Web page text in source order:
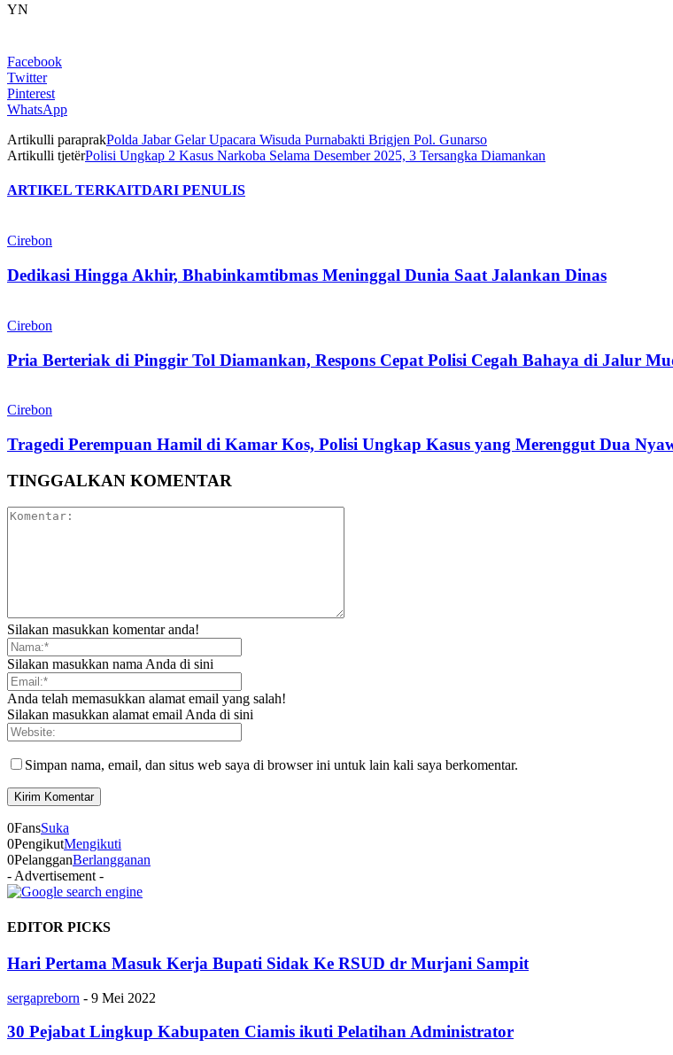
YN
Facebook
Twitter
Pinterest
WhatsApp
Artikulli paraprakPolda Jabar Gelar Upacara Wisuda Purnabakti Brigjen Pol. Gunarso
Artikulli tjetërPolisi Ungkap 2 Kasus Narkoba Selama Desember 2025, 3 Tersangka Diamankan
ARTIKEL TERKAITDARI PENULIS
Cirebon
Dedikasi Hingga Akhir, Bhabinkamtibmas Meninggal Dunia Saat Jalankan Dinas
Cirebon
Pria Berteriak di Pinggir Tol Diamankan, Respons Cepat Polisi Cegah Bahaya di Jalur
Cirebon
Tragedi Perempuan Hamil di Kamar Kos, Polisi Ungkap Kasus yang Merenggut Dua
TINGGALKAN KOMENTAR
Silakan masukkan komentar anda!
Silakan masukkan nama Anda di sini
Anda telah memasukkan alamat email yang salah!
Silakan masukkan alamat email Anda di sini
Simpan nama, email, dan situs web saya di browser ini untuk lain kali saya berkomentar.
0FansSuka
0PengikutMengikuti
0PelangganBerlangganan
- Advertisement -
EDITOR PICKS
Hari Pertama Masuk Kerja Bupati Sidak Ke RSUD dr Murjani Sampit
sergapreborn - 9 Mei 2022
30 Pejabat Lingkup Kabupaten Ciamis ikuti Pelatihan Administrator